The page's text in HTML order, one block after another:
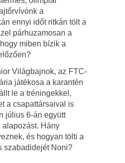
a
ennyi időt ritkán tölt a
párhuzamosan a
miben bízik a
Világbajnok, az FTC-
játékosa a karantén
le a tréningekkel,
a csapattársaival is
július 6-án együtt
alapozást. Hány
és hogyan tölti a
szabadidejét Noni?